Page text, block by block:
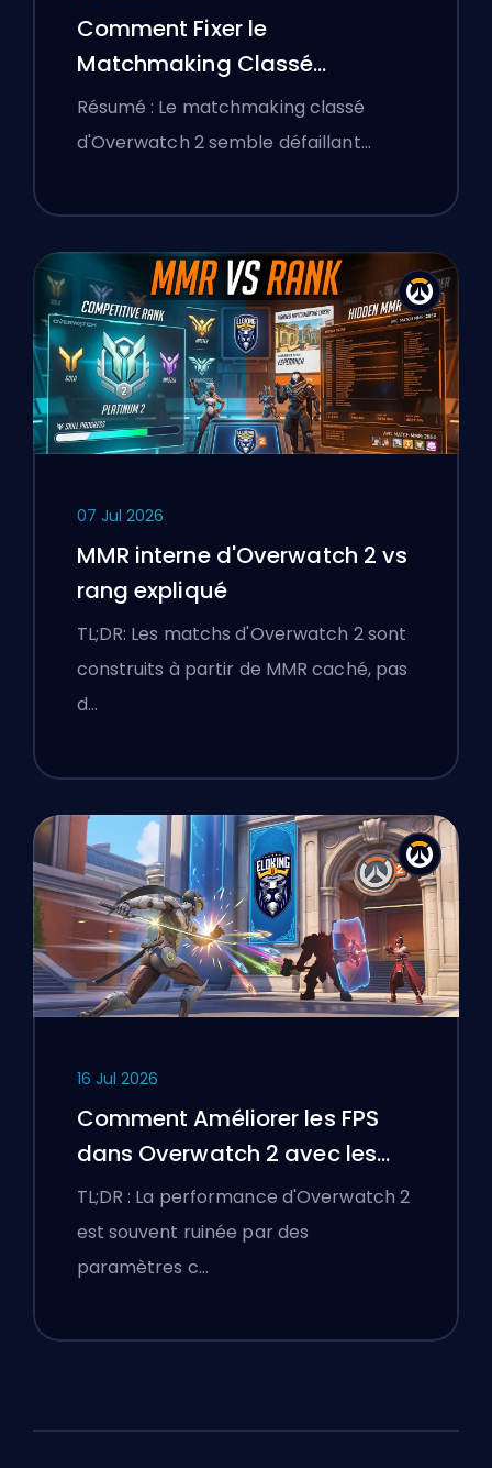
Comment Fixer le
Matchmaking Classé
d'Overwatch 2 et les Lobbies
Déséquilibrés
Résumé : Le matchmaking classé
d'Overwatch 2 semble défaillant…
07 Jul 2026
MMR interne d'Overwatch 2 vs
rang expliqué
TL;DR: Les matchs d'Overwatch 2 sont
construits à partir de MMR caché, pas
d…
16 Jul 2026
Comment Améliorer les FPS
dans Overwatch 2 avec les
Meilleurs Paramètres
TL;DR : La performance d'Overwatch 2
est souvent ruinée par des
paramètres c…